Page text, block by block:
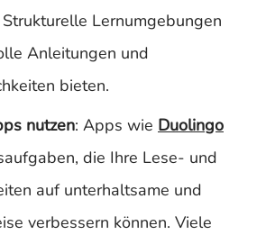
Lernumgebungen
Anleitungen und
bieten.
nutzen: Apps wie Duolingo
die Ihre Lese- und
auf unterhaltsame und
verbessern können. Viele